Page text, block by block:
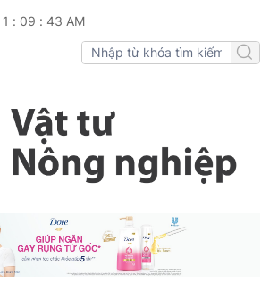
1 : 09 : 43 AM